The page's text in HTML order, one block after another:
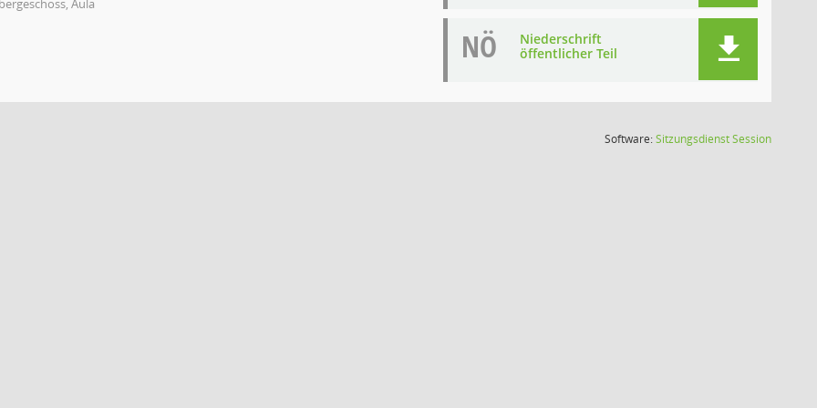
Aula
NÖ
Niederschrift
öffentlicher Teil
Software:SitzungsdienstSession(Wird in